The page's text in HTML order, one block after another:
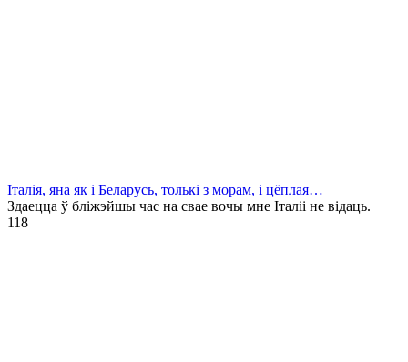
Італія, яна як і Беларусь, толькі з морам, і цёплая…
Здаецца ў бліжэйшы час на свае вочы мне Італіі не відаць.
118